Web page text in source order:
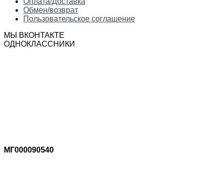
Обмен/возврат
Пользовательское соглашение
МЫ ВКОНТАКТЕ
ОДНОКЛАССНИКИ
МГ000090540